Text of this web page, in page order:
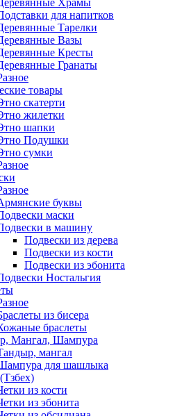
Храмы
для напитков
Тарелки
Вазы
Кресты
Гранаты
товары
скатерти
жилетки
шапки
Подушки
сумки
буквы
маски
в машину
Подвески из дерева
Подвески из кости
Подвески из эбонита
Ностальгия
из бисера
браслеты
Мангал, Шампура
мангал
для шашлыка
из кости
из эбонита